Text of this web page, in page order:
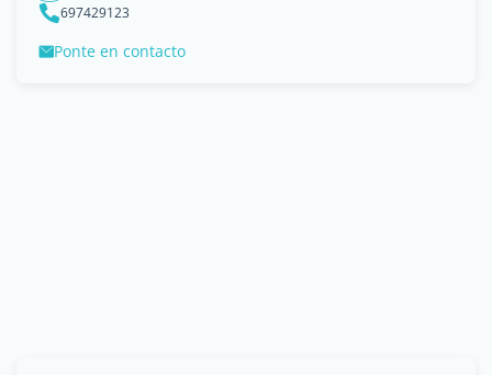
697429123
Ponte en contacto